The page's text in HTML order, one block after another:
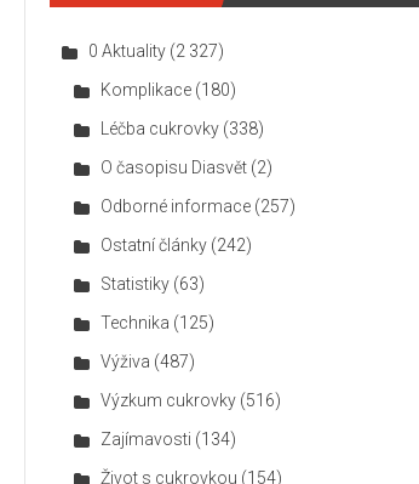
0 Aktuality (2 327)
Komplikace (180)
Léčba cukrovky (338)
O časopisu Diasvět (2)
Odborné informace (257)
Ostatní články (242)
Statistiky (63)
Technika (125)
Výživa (487)
Výzkum cukrovky (516)
Zajímavosti (134)
Život s cukrovkou (154)